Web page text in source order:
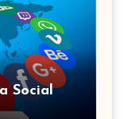
Social